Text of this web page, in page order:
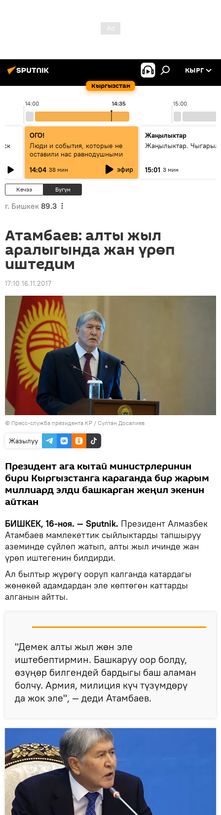
Кыргызстан
КЫРГ
14:00 15:00
14:35
ОГО!
Люди и события, которые не
оставили нас равнодушными
14:04 38 мин эфир
Жаңылыктар
Жаңылыктар.
15:01 3 мин
Кечээ Бүгүн
г. Бишкек 89.3
Атамбаев: алты жыл
аралыгында жан үрөп
иштедим
17:10 16.11.2017
© Пресс-служба президента КР / Султан Досалиев
Жазылуу
Президент ага кытай министрлеринин
бири Кыргызстанга караганда бир жарым
миллиард элди башкарган жеңил экенин
айткан
БИШКЕК, 16-ноя. — Sputnik. Президент Алмазбек
Атамбаев мамлекеттик сыйлыктарды тапшыруу
аземинде сүйлөп жатып, алты жыл ичинде жан
үрөп иштегенин билдирди.
Ал былтыр жүрөгү ооруп калганда катардагы
жөнөкөй адамдардан эле көптөгөн каттарды
алганын айтты.
"Демек алты жыл жөн эле
иштебептирмин. Башкаруу оор болду,
өзүңөр билгендей бардыгы баш аламан
болчу. Армия, милиция күч түзүмдөрү
да жок эле", — деди Атамбаев.